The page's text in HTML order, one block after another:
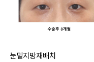
눈밑지방재배치